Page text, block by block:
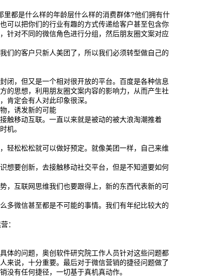
都是什么样的年龄层什么样的消费群体?他们拥有什
可以把你们的行业有趣的方式传递给客户甚至包含你
针对不同的微信角色进行分组，然后朋友圈文案对应
们的客户只新人美团了，所以我们必须转型做自己的
闭，但又是一个相对很开放的平台。百度是各种信息
的思想，利用朋友圈文案内容的影响力，从而产生社
肯定会有人对此印象很深。
，诱发新的可能
触移动互联。一直以来就是被动的被大浪淘潮推着
机。
轻松松松就可以做好预定。就像美团一样，自己来维
想要创新，去接触移动社交平台，但是不知道要如何
，互联网思维我们也要跟得上，新的东西代表新的可
多微信甚至都是不可能的事情。我们有年纪比较大的
：
体的问题，奥创软件研究院工作人员针对这些问题都
来说，十分重要。最后对于微信营销的捷径问题做了
没有任何捷径，一切基于真机真动作。